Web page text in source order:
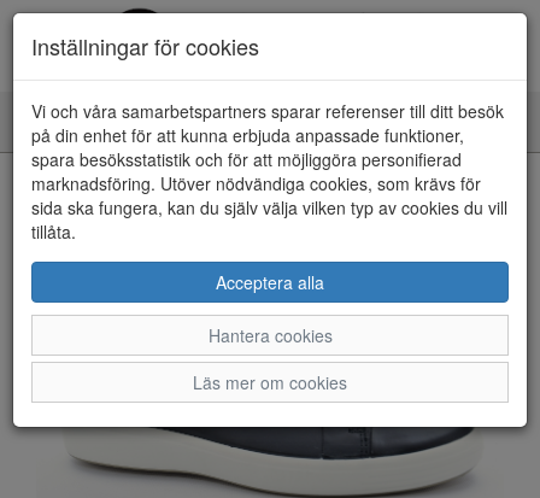
Toggle
navigation
HEM
Inställningar för cookies
Vi och våra samarbetspartners sparar referenser till ditt besök
på din enhet för att kunna erbjuda anpassade funktioner,
spara besöksstatistik och för att möjliggöra personifierad
marknadsföring. Utöver nödvändiga cookies, som krävs för
sida ska fungera, kan du själv välja vilken typ av cookies du vill
tillåta.
Acceptera alla
Hantera cookies
Läs mer om cookies